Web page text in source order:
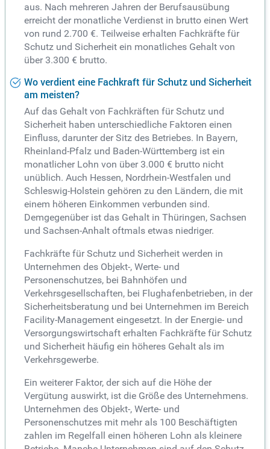
aus. Nach mehreren Jahren der Berufsausübung
erreicht der monatliche Verdienst in brutto einen Wert
von rund 2.700 €. Teilweise erhalten Fachkräfte für
Schutz und Sicherheit ein monatliches Gehalt von
über 3.300 € brutto.
Wo verdient eine Fachkraft für Schutz und Sicherheit
am meisten?
Auf das Gehalt von Fachkräften für Schutz und
Sicherheit haben unterschiedliche Faktoren einen
Einfluss, darunter der Sitz des Betriebes. In Bayern,
Rheinland-Pfalz und Baden-Württemberg ist ein
monatlicher Lohn von über 3.000 € brutto nicht
unüblich. Auch Hessen, Nordrhein-Westfalen und
Schleswig-Holstein gehören zu den Ländern, die mit
einem höheren Einkommen verbunden sind.
Demgegenüber ist das Gehalt in Thüringen, Sachsen
und Sachsen-Anhalt oftmals etwas niedriger.
Fachkräfte für Schutz und Sicherheit werden in
Unternehmen des Objekt-, Werte- und
Personenschutzes, bei Bahnhöfen und
Verkehrsgesellschaften, bei Flughafenbetrieben, in der
Sicherheitsberatung und bei Unternehmen im Bereich
Facility-Management eingesetzt. In der Energie- und
Versorgungswirtschaft erhalten Fachkräfte für Schutz
und Sicherheit häufig ein höheres Gehalt als im
Verkehrsgewerbe.
Ein weiterer Faktor, der sich auf die Höhe der
Vergütung auswirkt, ist die Größe des Unternehmens.
Unternehmen des Objekt-, Werte- und
Personenschutzes mit mehr als 100 Beschäftigten
zahlen im Regelfall einen höheren Lohn als kleinere